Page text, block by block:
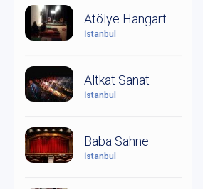
Atölye Hangart
İstanbul
Altkat Sanat
İstanbul
Baba Sahne
İstanbul